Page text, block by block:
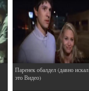
Паренек обалдел (давно искал
это Видео)